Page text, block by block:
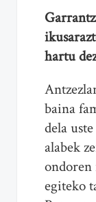
hartu
baina
dela
alabek
egiteko